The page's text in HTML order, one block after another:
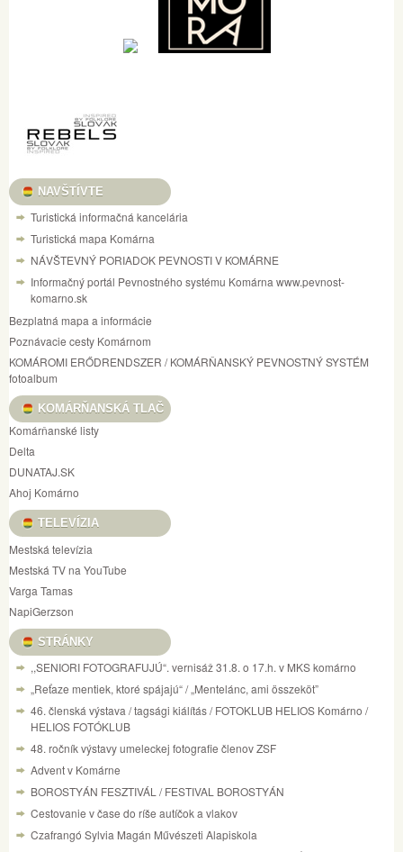
NAVŠTÍVTE
Turistická informačná kancelária
Turistická mapa Komárna
NÁVŠTEVNÝ PORIADOK PEVNOSTI V KOMÁRNE
Informačný portál Pevnostného systému Komárna www.pevnost-
komarno.sk
Bezplatná mapa a informácie
Poznávacie cesty Komárnom
KOMÁROMI ERŐDRENDSZER / KOMÁRŇANSKÝ PEVNOSTNÝ SYSTÉM
fotoalbum
KOMÁRŇANSKÁ TLAČ
Komárňanské listy
Delta
DUNATAJ.SK
Ahoj Komárno
TELEVÍZIA
Mestská televízia
Mestská TV na YouTube
Varga Tamas
NapiGerzson
STRÁNKY
,,SENIORI FOTOGRAFUJÚ“. vernisáž 31.8. o 17.h. v MKS komárno
„Reťaze mentiek, ktoré spájajú“ / „Mentelánc, ami összeköt”
46. členská výstava / tagsági kiálítás / FOTOKLUB HELIOS Komárno /
HELIOS FOTÓKLUB
48. ročník výstavy umeleckej fotografie členov ZSF
Advent v Komárne
BOROSTYÁN FESZTIVÁL / FESTIVAL BOROSTYÁN
Cestovanie v čase do ríše autíčok a vlakov
Czafrangó Sylvia Magán Művészeti Alapiskola